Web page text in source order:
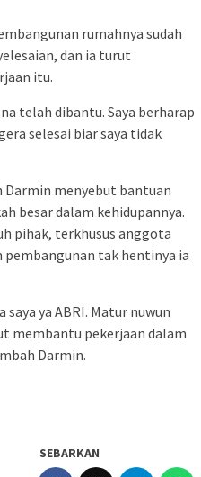
rumahnya sudah
dan ia turut
itu.
telah dibantu. Saya berharap
selesai biar saya tidak
Darmin menyebut bantuan
besar dalam kehidupannya.
pihak, terkhusus anggota
tak hentinya ia
ya ABRI. Matur nuwun
membantu pekerjaan dalam
Darmin.
SEBARKAN